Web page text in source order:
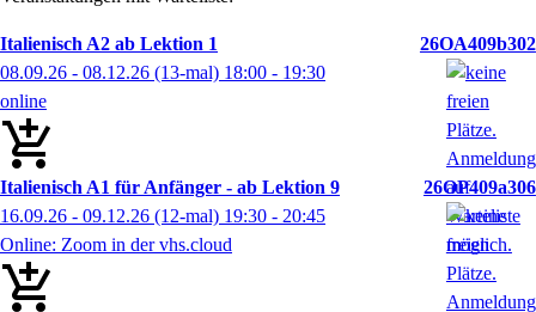
Italienisch A2 ab Lektion 1
26OA409b302
08.09.26 - 08.12.26 (13-mal) 18:00 - 19:30
online
Italienisch A1 für Anfänger - ab Lektion 9
26OP409a306
16.09.26 - 09.12.26 (12-mal) 19:30 - 20:45
Online: Zoom in der vhs.cloud